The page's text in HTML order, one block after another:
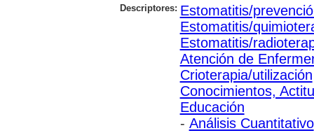
Descriptores: Estomatitis/
Estomatitis/
Estomatitis/
Atención de
Crioterapia/utilización
Conocimientos,
Educación
- Análisis Cuantitativo